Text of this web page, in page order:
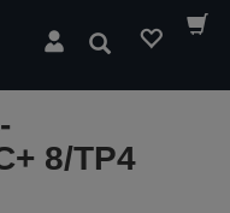
Pesquisar
8/TP4